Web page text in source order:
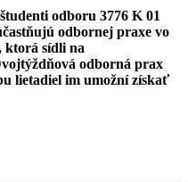
odboru 3776 K 01
odbornej praxe vo
ktorá sídli na
odborná prax
lietadiel im umožní získať